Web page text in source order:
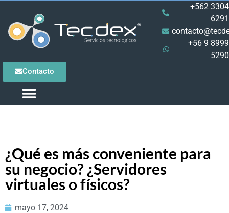
+562 3304
6291
+56 9 8999
5290
Contacto
¿Qué es más conveniente para
su negocio? ¿Servidores
virtuales o físicos?
mayo 17, 2024